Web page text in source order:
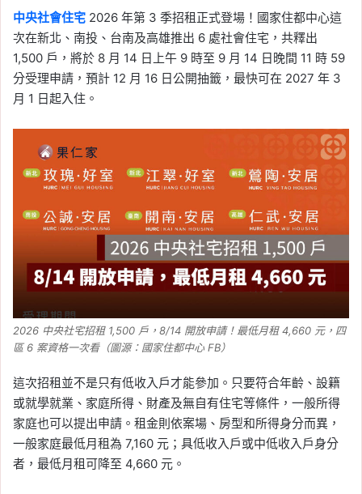
中央社會住宅 2026 年第 3 季招租正式登場！國家住都中心這
次在新北、南投、台南及高雄推出 6 處社會住宅，共釋出
1,500 戶，將於 8 月 14 日上午 9 時至 9 月 14 日晚間 11 時 59
分受理申請，預計 12 月 16 日公開抽籤，最快可在 2027 年 3
月 1 日起入住。
2026 中央社宅招租 1,500 戶，8/14 開放申請！最低月租 4,660 元，四
區 6 案資格一次看（圖源：國家住都中心 FB）
這次招租並不是只有低收入戶才能參加。只要符合年齡、設籍
或就學就業、家庭所得、財產及無自有住宅等條件，一般所得
家庭也可以提出申請。租金則依案場、房型和所得身分而異，
一般家庭最低月租為 7,160 元；具低收入戶或中低收入戶身分
者，最低月租可降至 4,660 元。